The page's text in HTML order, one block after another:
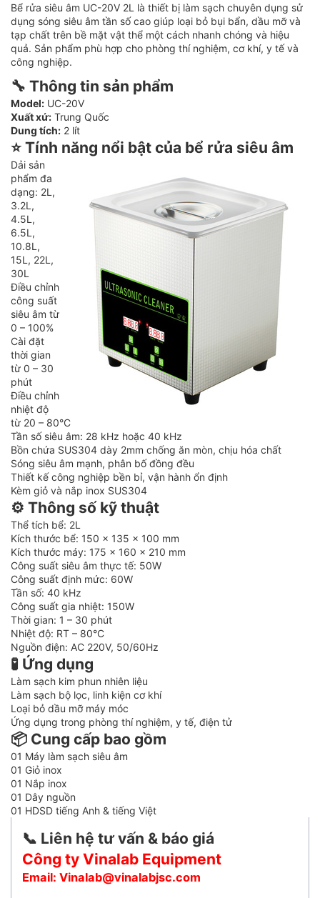
Bể rửa siêu âm UC-20V 2L là thiết bị làm sạch chuyên dụng sử
dụng sóng siêu âm tần số cao giúp loại bỏ bụi bẩn, dầu mỡ và
tạp chất trên bề mặt vật thể một cách nhanh chóng và hiệu
quả. Sản phẩm phù hợp cho phòng thí nghiệm, cơ khí, y tế và
công nghiệp.
🔧 Thông tin sản phẩm
Model: UC-20V
Xuất xứ: Trung Quốc
Dung tích: 2 lít
⭐ Tính năng nổi bật của bể rửa siêu âm
Dải sản
phẩm đa
dạng: 2L,
3.2L,
4.5L,
6.5L,
10.8L,
15L, 22L,
30L
Điều chỉnh
công suất
siêu âm từ
0 – 100%
Cài đặt
thời gian
từ 0 – 30
phút
Điều chỉnh
nhiệt độ
từ 20 – 80°C
Tần số siêu âm: 28 kHz hoặc 40 kHz
Bồn chứa SUS304 dày 2mm chống ăn mòn, chịu hóa chất
Sóng siêu âm mạnh, phân bố đồng đều
Thiết kế công nghiệp bền bỉ, vận hành ổn định
Kèm giỏ và nắp inox SUS304
⚙️ Thông số kỹ thuật
Thể tích bể: 2L
Kích thước bể: 150 x 135 x 100 mm
Kích thước máy: 175 x 160 x 210 mm
Công suất siêu âm thực tế: 50W
Công suất định mức: 60W
Tần số: 40 kHz
Công suất gia nhiệt: 150W
Thời gian: 1 – 30 phút
Nhiệt độ: RT – 80°C
Nguồn điện: AC 220V, 50/60Hz
🧪 Ứng dụng
Làm sạch kim phun nhiên liệu
Làm sạch bộ lọc, linh kiện cơ khí
Loại bỏ dầu mỡ máy móc
Ứng dụng trong phòng thí nghiệm, y tế, điện tử
📦 Cung cấp bao gồm
01 Máy làm sạch siêu âm
01 Giỏ inox
01 Nắp inox
01 Dây nguồn
01 HDSD tiếng Anh & tiếng Việt
📞 Liên hệ tư vấn & báo giá
Công ty Vinalab Equipment
Email: Vinalab@vinalabjsc.com